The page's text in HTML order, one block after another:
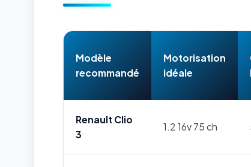
Modèle
recommandé
Motorisation
idéale
Renault Clio
3
1.2 16v 75 ch